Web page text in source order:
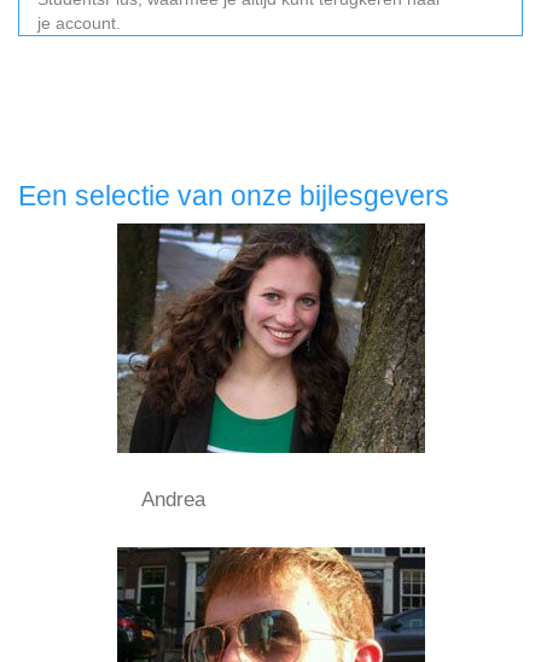
je account.
Een selectie van onze bijlesgevers
Andrea